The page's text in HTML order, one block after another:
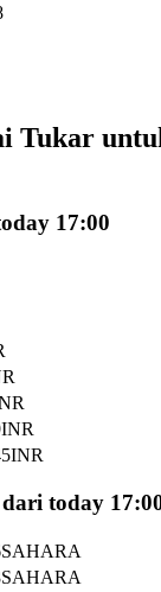
pedagang top
Salinan
keuntungan dan
Tukar
17:00
INR
INR
today
SAHARA
SAHARA